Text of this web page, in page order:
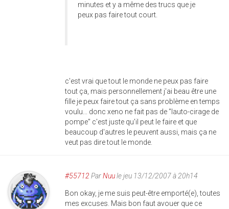
minutes et y a même des trucs que je
peux pas faire tout court.
c'est vrai que tout le monde ne peux pas faire
tout ça, mais personnellement j'ai beau être une
fille je peux faire tout ça sans problème en temps
voulu... donc xeno ne fait pas de "lauto-cirage de
pompe" c'est juste qu'il peut le faire et que
beaucoup d'autres le peuvent aussi, mais ça ne
veut pas dire tout le monde.
#55712 ParNuule jeu 13/12/2007 à 20h14
Bon okay, je me suis peut-être emporté(e), toutes
mes excuses. Mais bon faut avouer que ce